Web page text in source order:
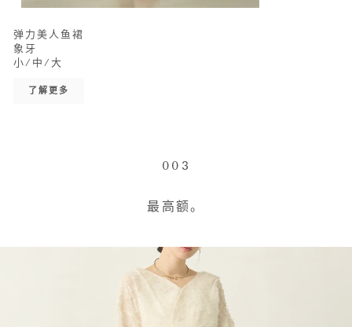
弹力美人鱼裙
象牙
小/中/大
了解更多
003
最高额。